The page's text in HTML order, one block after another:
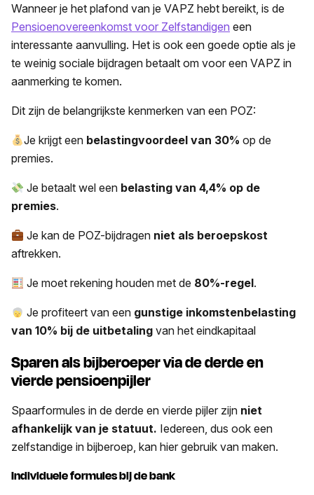
Wanneer je het plafond van je VAPZ hebt bereikt, is de
Pensioenovereenkomst voor Zelfstandigen een
interessante aanvulling. Het is ook een goede optie als je
te weinig sociale bijdragen betaalt om voor een VAPZ in
aanmerking te komen.
Dit zijn de belangrijkste kenmerken van een POZ:
Je krijgt een belastingvoordeel van 30% op de
premies.
Je betaalt wel een belasting van 4,4% op de
premies.
Je kan de POZ-bijdragen niet als beroepskost
aftrekken.
Je moet rekening houden met de 80%-regel.
Je profiteert van een gunstige inkomstenbelasting
van 10% bij de uitbetaling van het eindkapitaal
Sparen als bijberoeper via de derde en
vierde pensioenpijler
Spaarformules in de derde en vierde pijler zijn niet
afhankelijk van je statuut. Iedereen, dus ook een
zelfstandige in bijberoep, kan hier gebruik van maken.
Individuele formules bij de bank